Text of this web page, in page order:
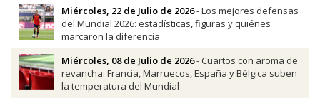
Miércoles, 22 de Julio de 2026- Los mejores defensas
del Mundial 2026: estadísticas, figuras y quiénes
marcaron la diferencia
Miércoles, 08 de Julio de 2026- Cuartos con aroma de
revancha: Francia, Marruecos, España y Bélgica suben
la temperatura del Mundial